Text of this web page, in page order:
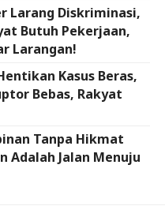
Larang Diskriminasi,
Butuh Pekerjaan,
Larangan!
Kasus Beras,
Bebas, Rakyat
Tanpa Hikmat
Adalah Jalan Menuju